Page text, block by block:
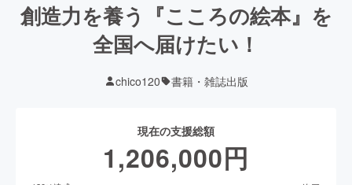
創造力を養う『こころの絵本』を
全国へ届けたい！
chico120 書籍・雑誌出版
現在の支援総額
1,206,000円